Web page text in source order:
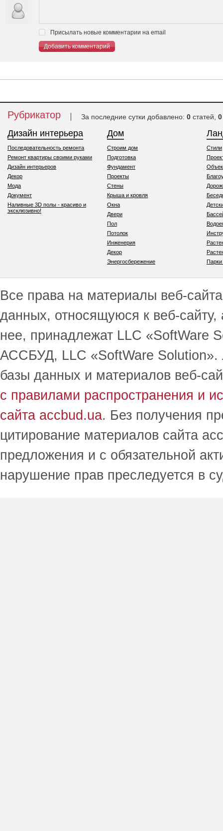
Присылать новые комментарии на email
Добавить комментарий
Рубрикатор За последние сутки добавлено: 0 статей, 0
Дизайн интерьера
Последовательность ремонта
Ремонт квартиры своими руками
Дизайн интерьеров
Декор
Мода
Документ
Наливные 3D полы - красиво и
эксклюзивно!
Дом
Строим дом
Подготовка
Фундамент
Проекты
Стены
Крыша и кровля
Окна
Двери
Пол
Потолок
Инженерия
Декор
Энергосбережение
Стили
Все права на материалы веб-
данных, относящуюся к веб-
нее, принадлежат LLC
АССБУД, LLC «SoftWare Solution».
базы данных и материалов веб-
с правилами распространения и
сайта accbud.ua. Без получения
цитирование материалов сайта
предложения и с обязательной
нарушение прав преследуется в